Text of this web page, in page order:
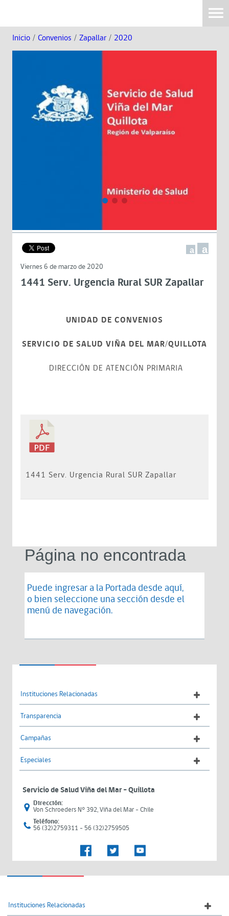
Inicio / Convenios / Zapallar / 2020
a a
Viernes 6 de marzo de 2020
1441 Serv. Urgencia Rural SUR Zapallar
UNIDAD DE CONVENIOS
SERVICIO DE SALUD VIÑA DEL MAR/QUILLOTA
DIRECCIÓN DE ATENCIÓN PRIMARIA
1441 Serv. Urgencia Rural SUR Zapallar
Página no encontrada
Puede ingresar a la Portada desde aquí,
o bien seleccione una sección desde el
menú de navegación.
Instituciones Relacionadas
Transparencia
Campañas
Especiales
Servicio de Salud Viña del Mar – Quillota
Dirección:
Von Schroeders N° 392, Viña del Mar - Chile
Teléfono:
56 (32)2759311 - 56 (32)2759505
Instituciones Relacionadas